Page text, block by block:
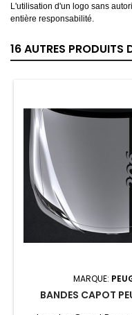
L'utilisation d'un logo sans
entière responsabilité.
16 AUTRES PRODUITS
MARQUE:
BANDES CAPOT